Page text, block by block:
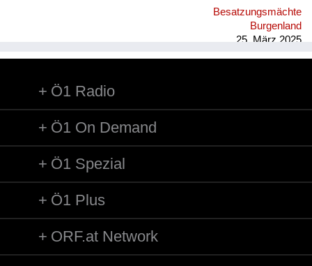
Besatzungsmächte
Burgenland
25. März 2025
Ö1 Radio
Ö1 On Demand
Ö1 Spezial
Ö1 Plus
ORF.at Network